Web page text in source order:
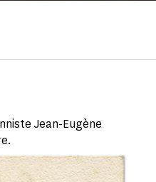
Jean-Eugène